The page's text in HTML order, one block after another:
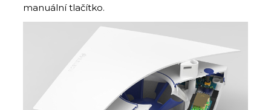
manuální tlačítko.